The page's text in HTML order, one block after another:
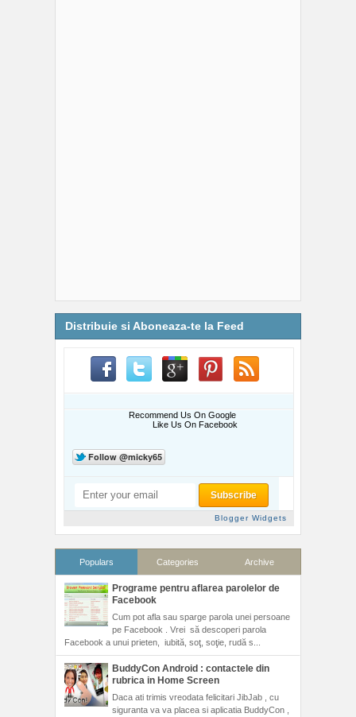
Distribuie si Aboneaza-te la Feed
Recommend Us On Google
Like Us On Facebook
Blogger Widgets
Populars Categories Archive
Programe pentru aflarea parolelor de
Facebook
Cum pot afla sau sparge parola unei persoane
pe Facebook . Vrei să descoperi parola
Facebook a unui prieten, iubită, soţ, soţie, rudă s...
BuddyCon Android : contactele din
rubrica in Home Screen
Daca ati trimis vreodata felicitari JibJab , cu
siguranta va va placea si aplicatia BuddyCon ,